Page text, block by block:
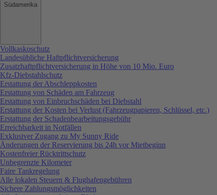
Südamerika
Vollkaskoschutz
Landesübliche Haftpflichtversicherung
Zusatzhaftpflichtversicherung in Höhe von 10 Mio. Euro
Kfz-Diebstahlschutz
Erstattung der Abschleppkosten
Erstattung von Schäden am Fahrzeug
Erstattung von Einbruchschäden bei Diebstahl
Erstattung der Kosten bei Verlust (Fahrzeugpapieren, Schlüssel, etc.)
Erstattung der Schadenbearbeitungsgebühr
Erreichbarkeit in Notfällen
Exklusiver Zugang zu My Sunny Ride
Änderungen der Reservierung bis 24h vor Mietbeginn
Kostenfreier Rücktrittschutz
Unbegrenzte Kilometer
Faire Tankregelung
Alle lokalen Steuern & Flughafengebühren
Sichere Zahlungsmöglichkeiten